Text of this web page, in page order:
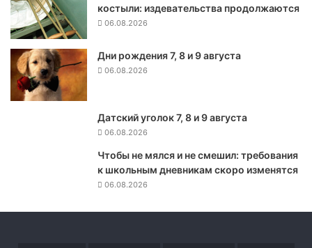
с
о
м
д
е
костыли: издевательства продолжаются
06.08.2026
Дни рождения 7, 8 и 9 августа
06.08.2026
Датский уголок 7, 8 и 9 августа
06.08.2026
Чтобы не мялся и не смешил: требования
к школьным дневникам скоро изменятся
06.08.2026